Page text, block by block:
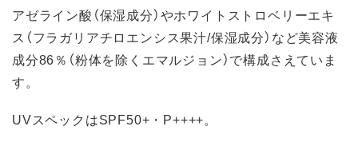
アゼライン酸（保湿成分）やホワイトストロベリーエキ
ス（フラガリアチロエンシス果汁/保湿成分）など美容液
成分86％（粉体を除くエマルジョン）で構成さえていま
す。
UVスペックはSPF50+・P++++。